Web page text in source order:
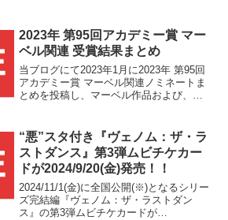
イバル上映会アンケート結果を受け、ソ
ニー・ピク...
2023年 第95回アカデミー賞 マー
ベル関連 受賞結果まとめ
当ブログにて2023年1月に2023年 第95回
アカデミー賞 マーベル関連ノミネートま
とめを投稿し、マーベル作品および、今
後関わる予定がある方々のノミネートを
まとめましたが、日本時間で本日2023年3
月13日(月)に授賞式が行われ、遂に各部門
の受賞作品および受賞者が発表されまし
た！！そこで、こちらの投稿ではマーベ
ル作品および関係する方々の受賞につい
てまとめていきます！！
“悪”スタ付き『ヴェノム：ザ・ラ
ストダンス』第3弾ムビチケカー
ドが2024/9/20(金)発売！！
2024/11/1(金)に全国公開(※)となるシリー
ズ完結編『ヴェノム：ザ・ラストダン
ス』の第3弾ムビチケカードが